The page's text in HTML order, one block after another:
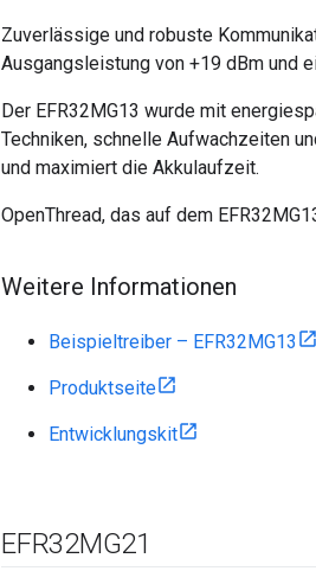
Zuverlässige und robuste
Ausgangsleistung von +19 dBm und
Der EFR32MG13 wurde mit
Techniken, schnelle Aufwachzeiten
und maximiert die Akkulaufzeit.
OpenThread, das auf dem
Weitere Informationen
Beispieltreiber – EFR32MG13
Produktseite
Entwicklungskit
EFR32MG21